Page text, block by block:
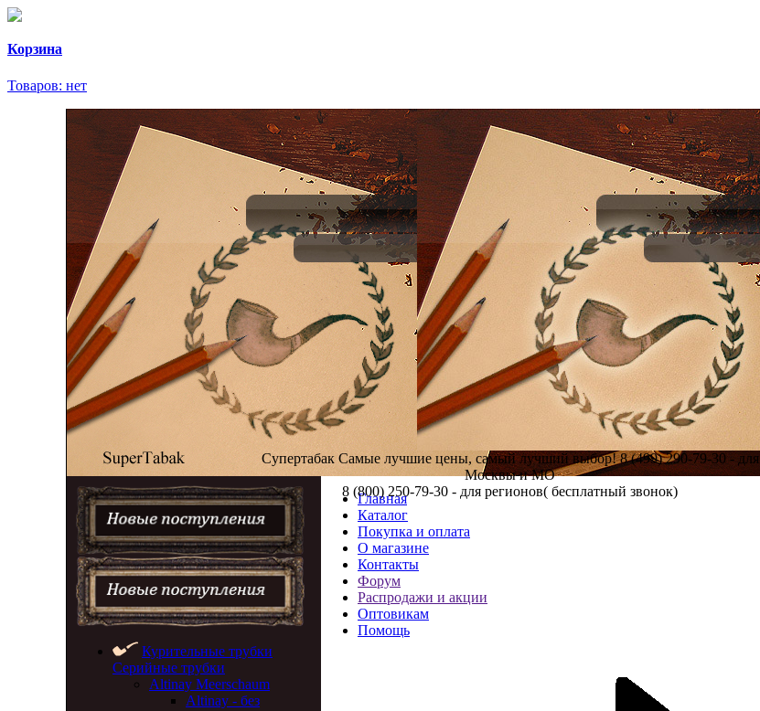
Корзина
Товаров: нет
Супертабак Самые лучшие цены, самый лучший выбор! 8 (499) 290-79-30 - для
Москвы и МО
8 (800) 250-79-30 - для регионов( бесплатный звонок)
Курительные трубки
Серийные трубки
Altinay Meerschaum
Altinay - без
Главная
Каталог
Покупка и оплата
О магазине
Контакты
Форум
Распродажи и акции
Оптовикам
Помощь